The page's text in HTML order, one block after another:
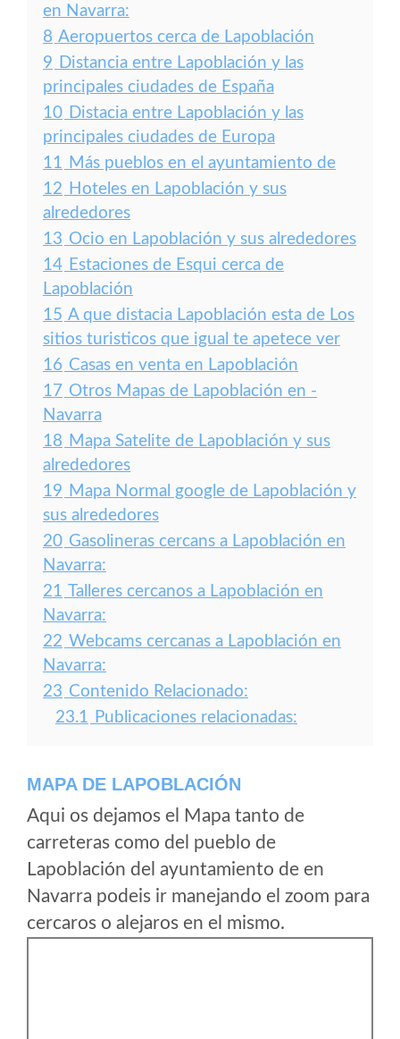
en Navarra:
8 Aeropuertos cerca de Lapoblación
9 Distancia entre Lapoblación y las
principales ciudades de España
10 Distacia entre Lapoblación y las
principales ciudades de Europa
11 Más pueblos en el ayuntamiento de
12 Hoteles en Lapoblación y sus
alrededores
13 Ocio en Lapoblación y sus alrededores
14 Estaciones de Esqui cerca de
Lapoblación
15 A que distacia Lapoblación esta de Los
sitios turisticos que igual te apetece ver
16 Casas en venta en Lapoblación
17 Otros Mapas de Lapoblación en -
Navarra
18 Mapa Satelite de Lapoblación y sus
alrededores
19 Mapa Normal google de Lapoblación y
sus alrededores
20 Gasolineras cercans a Lapoblación en
Navarra:
21 Talleres cercanos a Lapoblación en
Navarra:
22 Webcams cercanas a Lapoblación en
Navarra:
23 Contenido Relacionado:
23.1 Publicaciones relacionadas:
MAPA DE LAPOBLACIÓN
Aqui os dejamos el Mapa tanto de
carreteras como del pueblo de
Lapoblación del ayuntamiento de en
Navarra podeis ir manejando el zoom para
cercaros o alejaros en el mismo.